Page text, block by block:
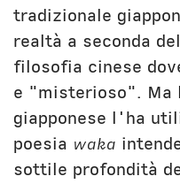
tradizionale
realtà a seconda
filosofia cinese
e "misterioso".
giapponese l'ha
poesia waka
sottile profondità